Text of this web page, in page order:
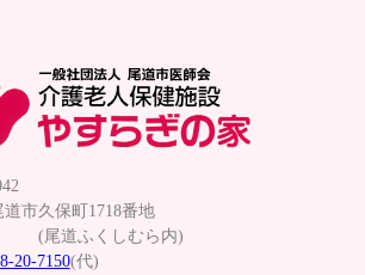
道市久保町1718番地
ふくしむら内)
20-7150(代)